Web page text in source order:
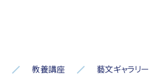
教養講座 藝文ギャラリー